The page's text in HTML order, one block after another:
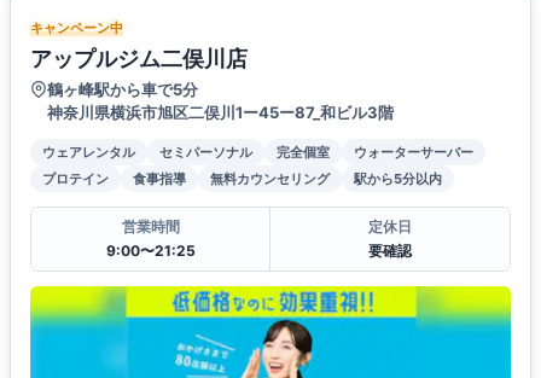
キャンペーン中
アップルジム二俣川店
鶴ヶ峰駅から車で5分
神奈川県横浜市旭区二俣川1ー45ー87_和ビル3階
ウェアレンタル セミパーソナル 完全個室
ウォーターサーバー
プロテイン
食事指導 無料カウンセリング 駅から5分以内
営業時間
9:00〜21:25
定休日
要確認